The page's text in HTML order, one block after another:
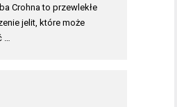
Crohna to przewlekłe
jelit, które może